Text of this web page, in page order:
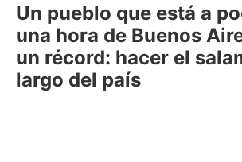
Un pueblo que está a
una hora de Buenos
un récord: hacer el
largo del país